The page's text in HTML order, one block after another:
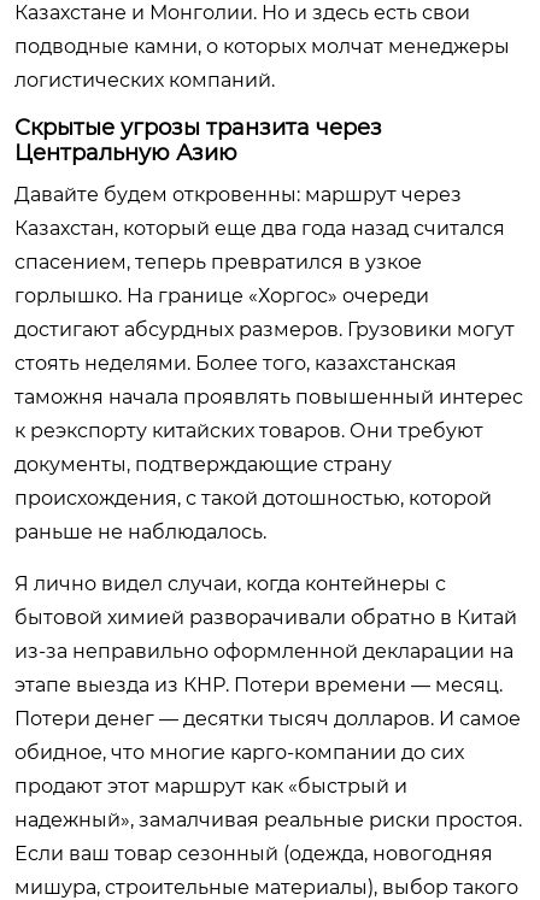
Казахстане и Монголии. Но и здесь есть свои
подводные камни, о которых молчат менеджеры
логистических компаний.
Скрытые угрозы транзита через
Центральную Азию
Давайте будем откровенны: маршрут через
Казахстан, который еще два года назад считался
спасением, теперь превратился в узкое
горлышко. На границе «Хоргос» очереди
достигают абсурдных размеров. Грузовики могут
стоять неделями. Более того, казахстанская
таможня начала проявлять повышенный интерес
к реэкспорту китайских товаров. Они требуют
документы, подтверждающие страну
происхождения, с такой дотошностью, которой
раньше не наблюдалось.
Я лично видел случаи, когда контейнеры с
бытовой химией разворачивали обратно в Китай
из-за неправильно оформленной декларации на
этапе выезда из КНР. Потери времени — месяц.
Потери денег — десятки тысяч долларов. И самое
обидное, что многие карго-компании до сих
продают этот маршрут как «быстрый и
надежный», замалчивая реальные риски простоя.
Если ваш товар сезонный (одежда, новогодняя
мишура, строительные материалы), выбор такого